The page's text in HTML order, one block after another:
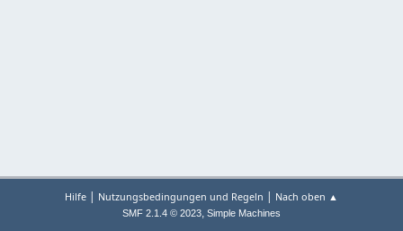
Hilfe | Nutzungsbedingungen und Regeln | Nach oben ▲
SMF 2.1.4 © 2023, Simple Machines